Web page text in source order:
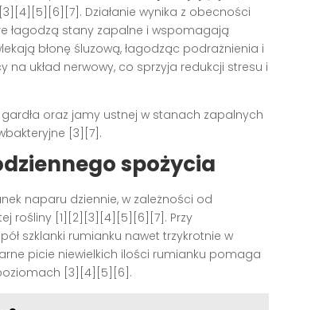
Działanie wynika z obecności
łagodzą stany zapalne i wspomagają
błonę śluzową, łagodząc podrażnienia i
układ nerwowy, co sprzyja redukcji stresu i
oraz jamy ustnej w stanach zapalnych
[3][7].
spożycia
naparu dziennie, w zależności od
rośliny [1][2][3][4][5][6][7]. Przy
szklanki rumianku nawet trzykrotnie w
picie niewielkich ilości rumianku pomaga
[3][4][5][6].